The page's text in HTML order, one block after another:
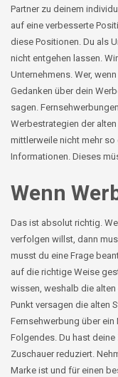
Partner zu deinem
auf eine verbesserte
diese Positionen. Du als
nicht entgehen lassen.
Unternehmens. Wer,
Gedanken über dein
sagen.
Werbestrategien der
mittlerweile nicht mehr
Informationen. Dieses
Wenn
Das ist absolut richtig.
verfolgen willst, dann
musst du eine Frage
auf die richtige Weise
wissen, weshalb die
Punkt versagen die alten
Fernsehwerbung über
Folgendes. Du hast
Zuschauer reduziert.
Marke ist und für einen